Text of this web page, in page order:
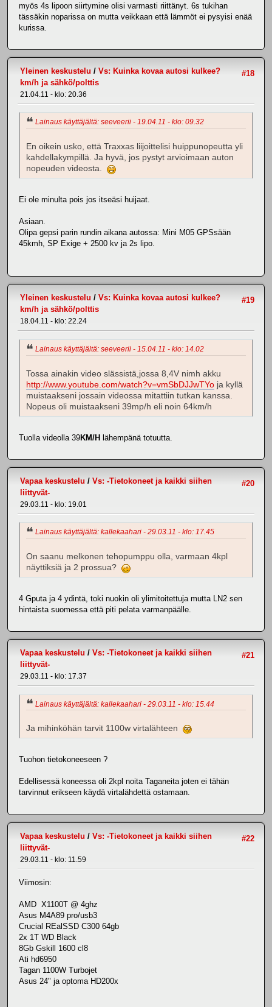
myös 4s lipoon siirtymine olisi varmasti riittänyt. 6s tukihan
tässäkin noparissa on mutta veikkaan että lämmöt ei pysyisi enää
kurissa.
#18
Yleinen keskustelu / Vs: Kuinka kovaa autosi kulkee?
km/h ja sähkö/polttis
21.04.11 - klo: 20.36
Lainaus käyttäjältä: seeveerii - 19.04.11 - klo: 09.32
En oikein usko, että Traxxas liijoittelisi huippunopeutta yli
kahdellakympillä. Ja hyvä, jos pystyt arvioimaan auton
nopeuden videosta.
Ei ole minulta pois jos itseäsi huijaat.
Asiaan.
Olipa gepsi parin rundin aikana autossa: Mini M05 GPSsään
45kmh, SP Exige + 2500 kv ja 2s lipo.
#19
Yleinen keskustelu / Vs: Kuinka kovaa autosi kulkee?
km/h ja sähkö/polttis
18.04.11 - klo: 22.24
Lainaus käyttäjältä: seeveerii - 15.04.11 - klo: 14.02
Tossa ainakin video slässistä,jossa 8,4V nimh akku
http://www.youtube.com/watch?v=vmSbDJJwTYo ja kyllä
muistaakseni jossain videossa mitattiin tutkan kanssa.
Nopeus oli muistaakseni 39mp/h eli noin 64km/h
Tuolla videolla 39KM/H lähempänä totuutta.
#20
Vapaa keskustelu / Vs: -Tietokoneet ja kaikki siihen
liittyvät-
29.03.11 - klo: 19.01
Lainaus käyttäjältä: kallekaahari - 29.03.11 - klo: 17.45
On saanu melkonen tehopumppu olla, varmaan 4kpl
näyttiksiä ja 2 prossua?
4 Gputa ja 4 ydintä, toki nuokin oli ylimitoitettuja mutta LN2 sen
hintaista suomessa että piti pelata varmanpäälle.
#21
Vapaa keskustelu / Vs: -Tietokoneet ja kaikki siihen
liittyvät-
29.03.11 - klo: 17.37
Lainaus käyttäjältä: kallekaahari - 29.03.11 - klo: 15.44
Ja mihinköhän tarvit 1100w virtalähteen
Tuohon tietokoneeseen ?
Edellisessä koneessa oli 2kpl noita Taganeita joten ei tähän
tarvinnut erikseen käydä virtalähdettä ostamaan.
#22
Vapaa keskustelu / Vs: -Tietokoneet ja kaikki siihen
liittyvät-
29.03.11 - klo: 11.59
Viimosin:
AMD X1100T @ 4ghz
Asus M4A89 pro/usb3
Crucial REalSSD C300 64gb
2x 1T WD Black
8Gb Gskill 1600 cl8
Ati hd6950
Tagan 1100W Turbojet
Asus 24" ja optoma HD200x